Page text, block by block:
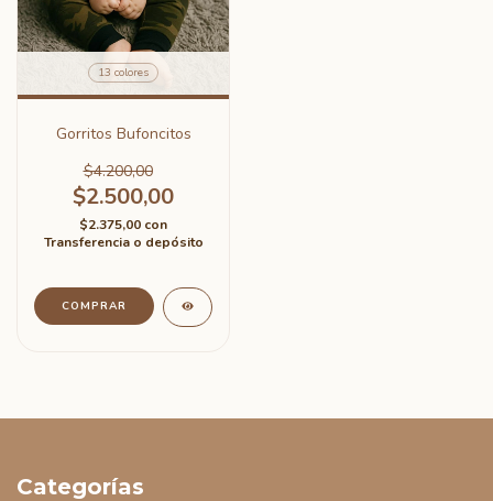
13 colores
Gorritos Bufoncitos
$4.200,00
$2.500,00
$2.375,00 con
Transferencia o depósito
COMPRAR
Categorías